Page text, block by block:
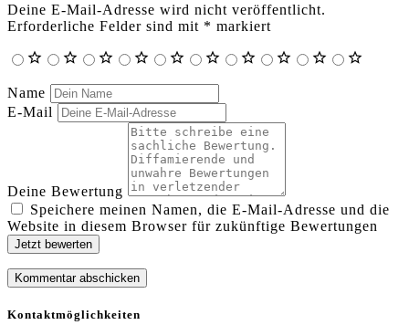
Deine E-Mail-Adresse wird nicht veröffentlicht.
Erforderliche Felder sind mit * markiert
Name
E-Mail
Deine Bewertung
Speichere meinen Namen, die E-Mail-Adresse und die
Website in diesem Browser für zukünftige Bewertungen
Jetzt bewerten
Kontaktmöglichkeiten